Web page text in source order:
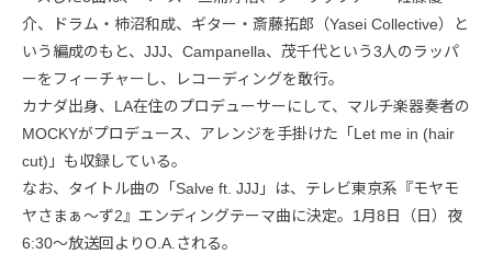
介、ドラム・柿沼和成、ギター・斎藤拓郎（Yasei Collective）と
いう編成のもと、JJJ、Campanella、茂千代という3人のラッパ
ーをフィーチャーし、レコーディングを敢行。
カナダ出身、LA在住のプロデューサーにして、マルチ楽器奏者の
MOCKYがプロデュース、アレンジを手掛けた「Let me in (hair
cut)」も収録している。
なお、タイトル曲の「Salve ft. JJJ」は、テレビ東京系『モヤモ
ヤさまぁ～ず2』エンディングテーマ曲に決定。1月8日（日）夜
6:30～放送回よりO.A.される。